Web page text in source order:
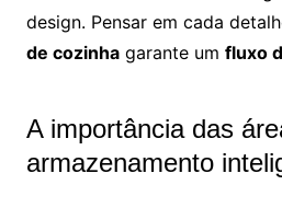
design. Pensar em cada
de cozinhagarante um fluxo
A importância das
armazenamento